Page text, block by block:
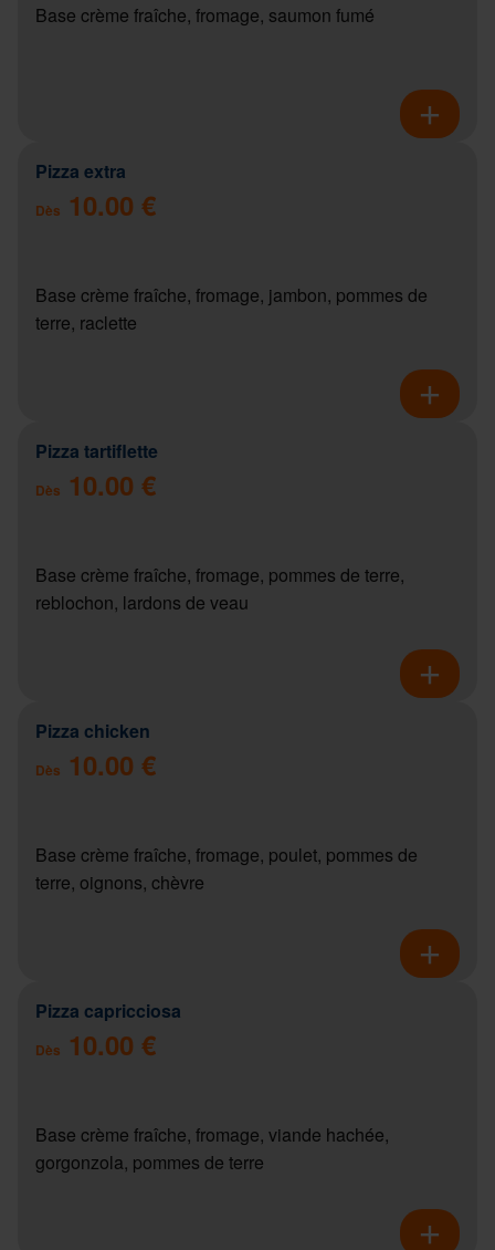
Base crème fraîche, fromage, saumon fumé
Pizza extra
Dès 10.00 €
Base crème fraîche, fromage, jambon, pommes de
terre, raclette
Pizza tartiflette
Dès 10.00 €
Base crème fraîche, fromage, pommes de terre,
reblochon, lardons de veau
Pizza chicken
Dès 10.00 €
Base crème fraîche, fromage, poulet, pommes de
terre, oignons, chèvre
Pizza capricciosa
Dès 10.00 €
Base crème fraîche, fromage, viande hachée,
gorgonzola, pommes de terre